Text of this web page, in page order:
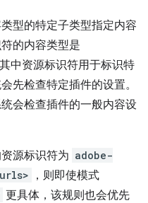
型的特定子类型指定内容
的内容类型是
其中资源标识符用于标识特
先检查特定插件的设置。
会检查插件的一般内容设
源标识符为 adobe-
，则即使模式
更具体，该规则也会优先